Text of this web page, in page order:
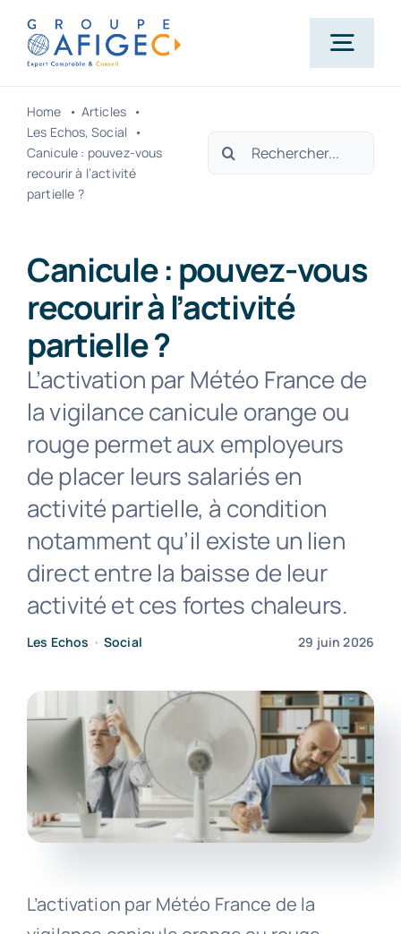
Passer
contenu
Actualités
Carrière
Contact
Home
Articles
Les Echos Social
Canicule : pouvez-vous
recourir à l’activité
partielle ?
Rechercher:
Canicule : pouvez-vous
recourir à l’activité
partielle ?
L’activation par Météo France de
la vigilance canicule orange ou
rouge permet aux employeurs
de placer leurs salariés en
activité partielle, à condition
notamment qu’il existe un lien
direct entre la baisse de leur
activité et ces fortes chaleurs.
Les Echos • Social 29 juin 2026
L’activation par Météo France de la